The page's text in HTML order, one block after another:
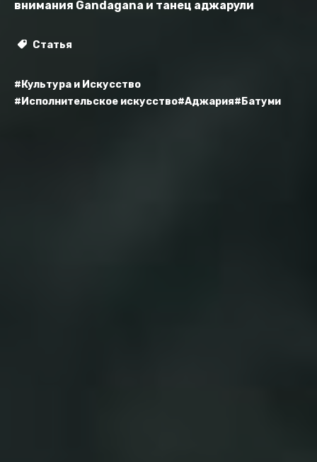
внимания Gandagana и танец аджарули
Статья
#Культура и Искусство
#Исполнительское искусство#Аджария#Батуми